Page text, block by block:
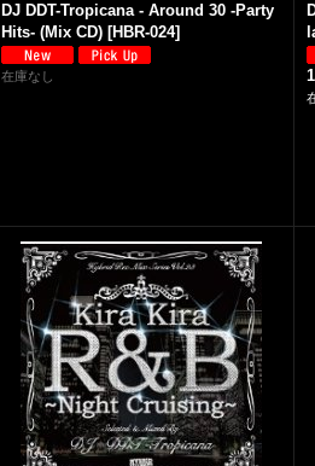
DJ DDT-Tropicana - Around 30 -Party
Hits- (Mix CD) [HBR-024]
在庫なし